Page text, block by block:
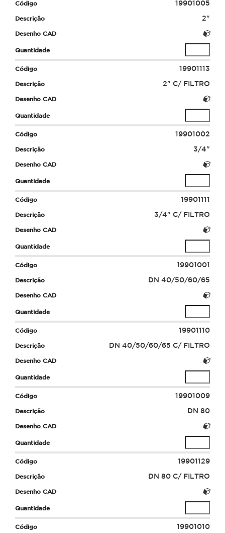
19901005
2"
19901113
2" C/ FILTRO
19901002
3/4"
19901111
3/4" C/ FILTRO
19901001
DN 40/50/60/65
19901110
DN 40/50/60/65 C/ FILTRO
19901009
DN 80
19901129
DN 80 C/ FILTRO
19901010